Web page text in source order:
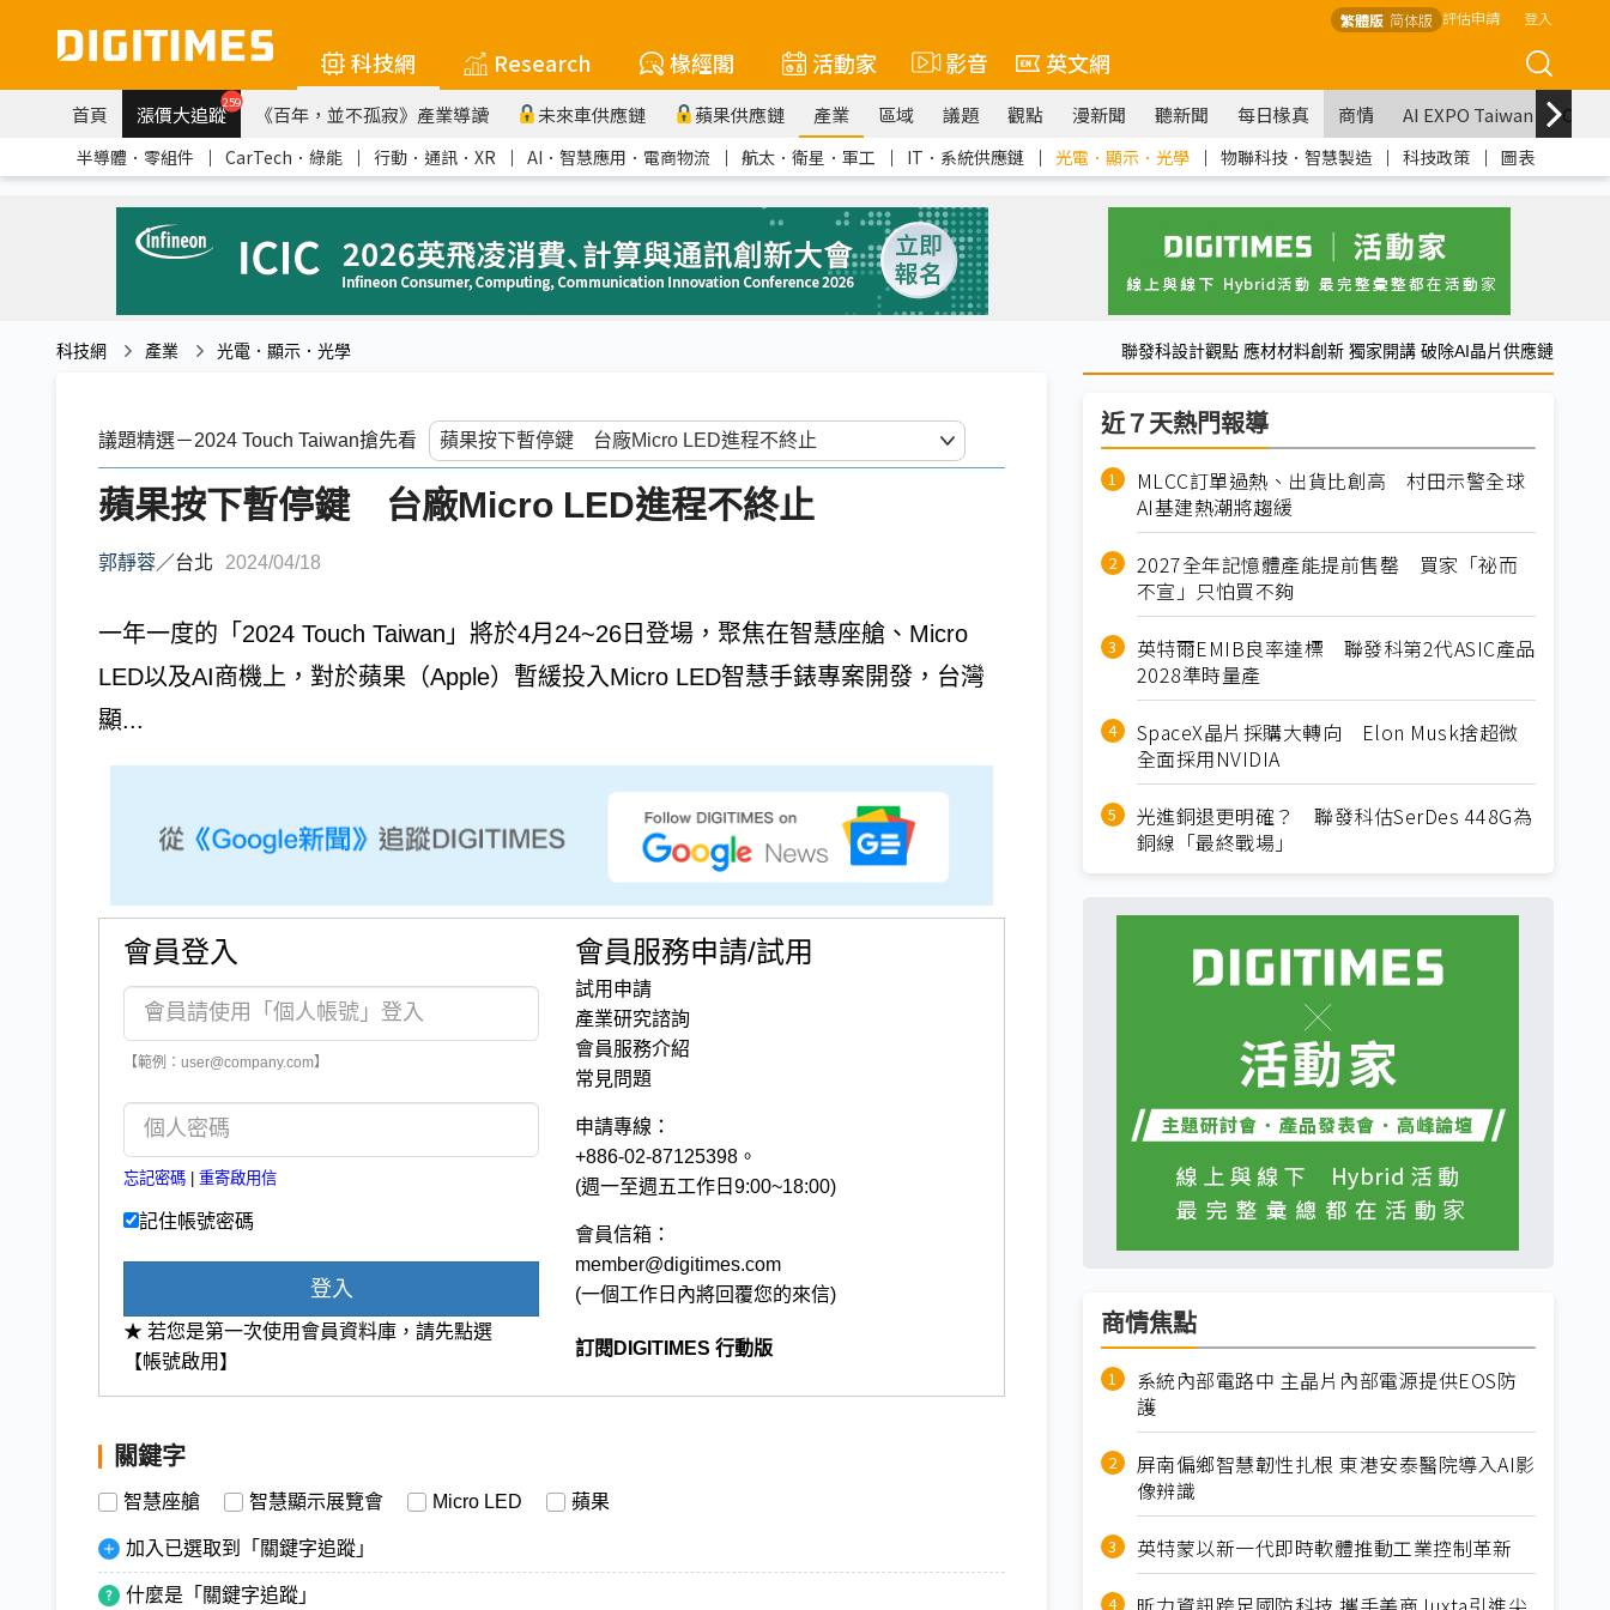
繁體版 简体版 評估申請 登入
科技網 Research 椽經閣 活動家 影音 英文網
首頁 漲價大追蹤259 《百年，並不孤寂》產業導讀 未來車供應鏈 蘋果供應鏈 產業 區域 議題 觀點 漫新聞 聽新聞 每日椽真 商情 AI EXPO Taiwan
半導體．零組件 ｜ CarTech．綠能 ｜ 行動．通訊．XR ｜ AI．智慧應用．電商物流 ｜ 航太．衛星．軍工 ｜ IT．系統供應鏈 ｜ 光電．顯示．光學 ｜ 物聯科技．智慧製造 ｜ 科技政策 ｜ 圖表
科技網 產業 光電．顯示．光學 聯發科設計觀點 應材材料創新 獨家開講 破除AI晶片供應鏈
議題精選－2024 Touch Taiwan搶先看
蘋果按下暫停鍵 台廠Micro LED進程不終止
郭靜蓉／台北 2024/04/18
一年一度的「2024 Touch Taiwan」將於4月24~26日登場，聚焦在智慧座艙、Micro
LED以及AI商機上，對於蘋果（Apple）暫緩投入Micro LED智慧手錶專案開發，台灣
顯...
會員登入
【範例：user@company.com】
忘記密碼 重寄啟用信
記住帳號密碼
登入
★ 若您是第一次使用會員資料庫，請先點選
【帳號啟用】
會員服務申請/試用
試用申請
產業研究諮詢
會員服務介紹
常見問題
申請專線：
+886-02-87125398。
(週一至週五工作日9:00~18:00)
會員信箱：
member@digitimes.com
(一個工作日內將回覆您的來信)
訂閱DIGITIMES 行動版
關鍵字
智慧座艙 智慧顯示展覽會 Micro LED 蘋果
加入已選取到「關鍵字追蹤」
什麼是「關鍵字追蹤」
近７天熱門報導
MLCC訂單過熱、出貨比創高 村田示警全球
AI基建熱潮將趨緩
2027全年記憶體產能提前售罄 買家「祕而
不宣」只怕買不夠
英特爾EMIB良率達標 聯發科第2代ASIC產品
2028準時量產
SpaceX晶片採購大轉向 Elon Musk捨超微
全面採用NVIDIA
光進銅退更明確？ 聯發科估SerDes 448G為
銅線「最終戰場」
商情焦點
系統內部電路中 主晶片內部電源提供EOS防
護
屏南偏鄉智慧韌性扎根 東港安泰醫院導入AI影
像辨識
英特蒙以新一代即時軟體推動工業控制革新